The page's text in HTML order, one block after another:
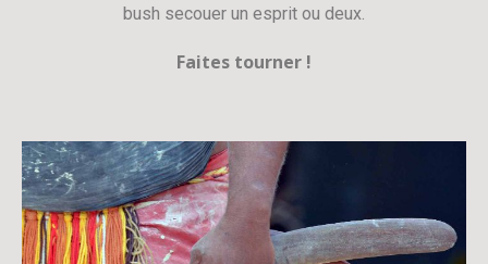
bush secouer un esprit ou deux.
Faites tourner !